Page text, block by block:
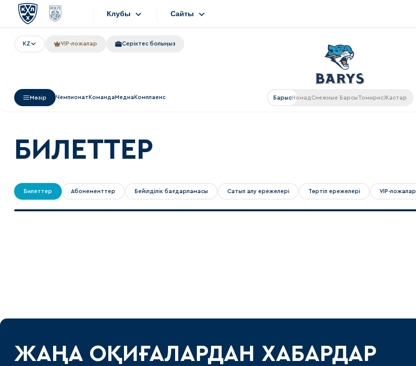
Клубы
СКА
ХК Сочи
Динамо Мн
Динамо М
Ак Барс
Авангард
Адмирал
Сайты
KZ VIP-ложалар Серіктес болыңыз
Мәзір Чемпионат КомандаМедиа Комплаенс БарысНомад Снежные БарсыТомирисЖастар
БИЛЕТТЕР
Билеттер Абонементтер Бейілділік бағдарламасы Сатып алу ережелері Тәртіп ережелері VIP-ложалар
ЖАҢА ОҚИҒАЛАРДАН ХАБАРДАР